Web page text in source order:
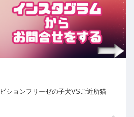
ビションフリーゼの子犬VSご近所猫